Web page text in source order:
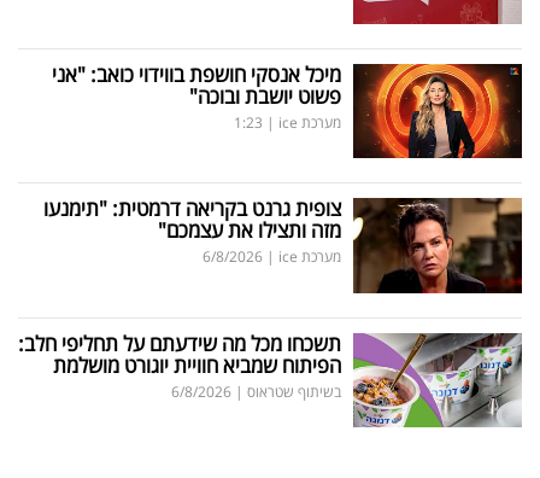
מיכל אנסקי חושפת בווידוי כואב: "אני
פשוט יושבת ובוכה"
מערכת ice |
1:23
צופית גרנט בקריאה דרמטית: "תימנעו
מזה ותצילו את עצמכם"
מערכת ice |
6/8/2026
תשכחו מכל מה שידעתם על תחליפי חלב:
הפיתוח שמביא חוויית יוגורט מושלמת
בשיתוף שטראוס |
6/8/2026